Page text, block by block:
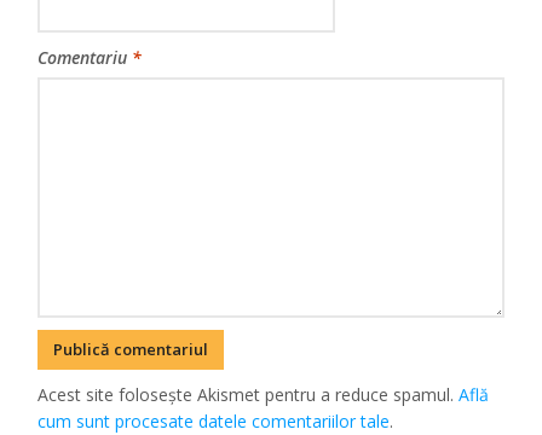
Comentariu *
Acest site folosește Akismet pentru a reduce spamul.Află
cum sunt procesate datele comentariilor tale.